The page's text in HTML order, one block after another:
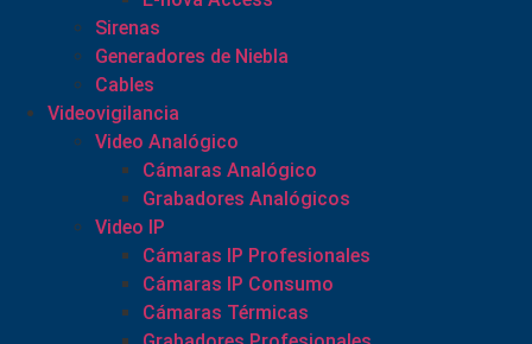
Sirenas
Generadores de Niebla
Cables
Videovigilancia
Video Analógico
Cámaras Analógico
Grabadores Analógicos
Video IP
Cámaras IP Profesionales
Cámaras IP Consumo
Cámaras Térmicas